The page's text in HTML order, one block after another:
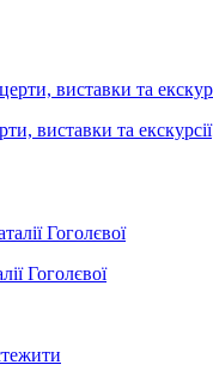
виставки та екскурсії
Гоголєвої